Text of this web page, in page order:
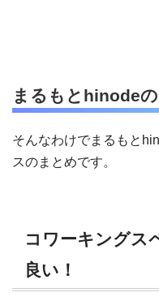
まるもとhinodeの
そんなわけでまるもと
スのまとめです。
コワーキングス
良い！